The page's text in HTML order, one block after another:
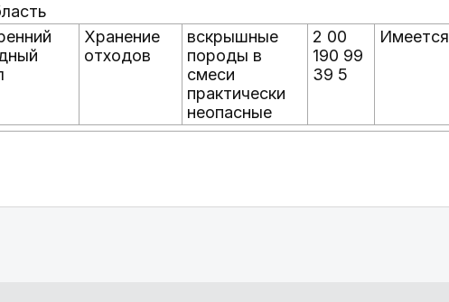
Хранение
отходов
вскрышные
породы в
смеси
практически
неопасные
2 00
190 99
39 5
Имеется